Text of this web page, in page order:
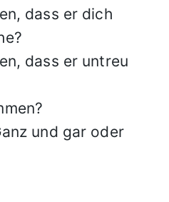
dass er dich
dass er untreu
und gar oder